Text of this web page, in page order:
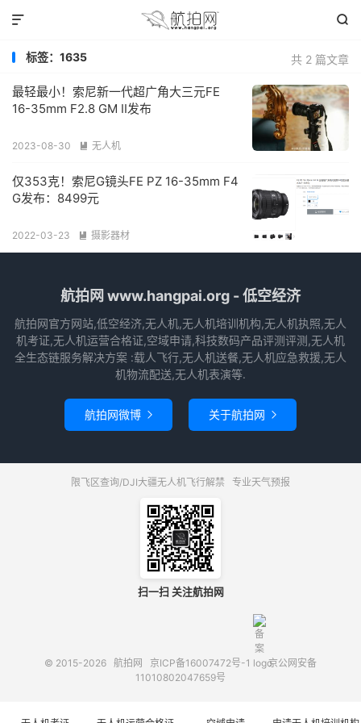


共 2 篇文章
标签：1635
最轻最小！索尼新一代超广角大三元FE
16-35mm F2.8 GM II发布
2023-08-30  无人机
仅353克！索尼G镜头FE PZ 16-35mm F4
G发布：8499元
2022-03-23  摄影器材
航拍网 www.hangpai.org - 低空经济
航拍网官方网站,低空经济,无人机,无人机培训机构,无人机执照,无人
机考证,无人机运营合格证,空域申请,科技数码产品评测评测,无人机
全生态链服务解决方案 :载人飞行,无人机送餐,无人机应急救援,无人
机物流配送,无人机表演等.
航拍网微博  关于航拍网 
限飞区查询/DJI大疆无人机飞行解禁 专业天气预报
扫一扫 关注航拍网
© 2015-2026 航拍网 京ICP备16007472号-1
京公网安备
11010802047659号